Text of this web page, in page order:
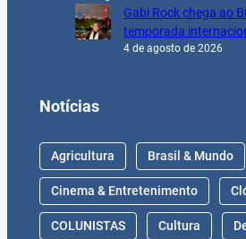
Gabi Rock chega ao
temporada
4 de agosto de 2026
Notícias
Agricultura Brasil & Mundo
Cinema & Entretenimento
COLUNISTAS Cultura